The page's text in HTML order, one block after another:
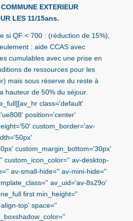
EXTERIEUR
LES 11/15ans.
si QF < 700 : (réduction de 15%),
: aide CCAS avec
cumulables avec une prise en
de ressources pour les
mais sous réserve du reste à
hauteur de 50% du séjour.
class='default'
position='center'
custom_border='av-
custom_margin_bottom='30px'
custom_icon_color='' av-desktop-
av-small-hide='' av-mini-hide=''
av_uid='av-8s29o'
first min_height=''
top' space=''